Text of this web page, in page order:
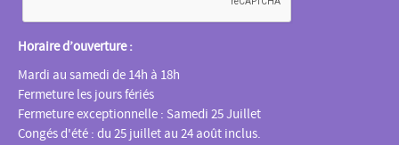
Horaire d’ouverture :
Mardi au samedi de 14h à 18h
Fermeture les jours fériés
Fermeture exceptionnelle : Samedi 25 Juillet
Congés d'été : du 25 juillet au 24 août inclus.